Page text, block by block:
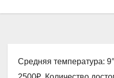
Средняя температура: